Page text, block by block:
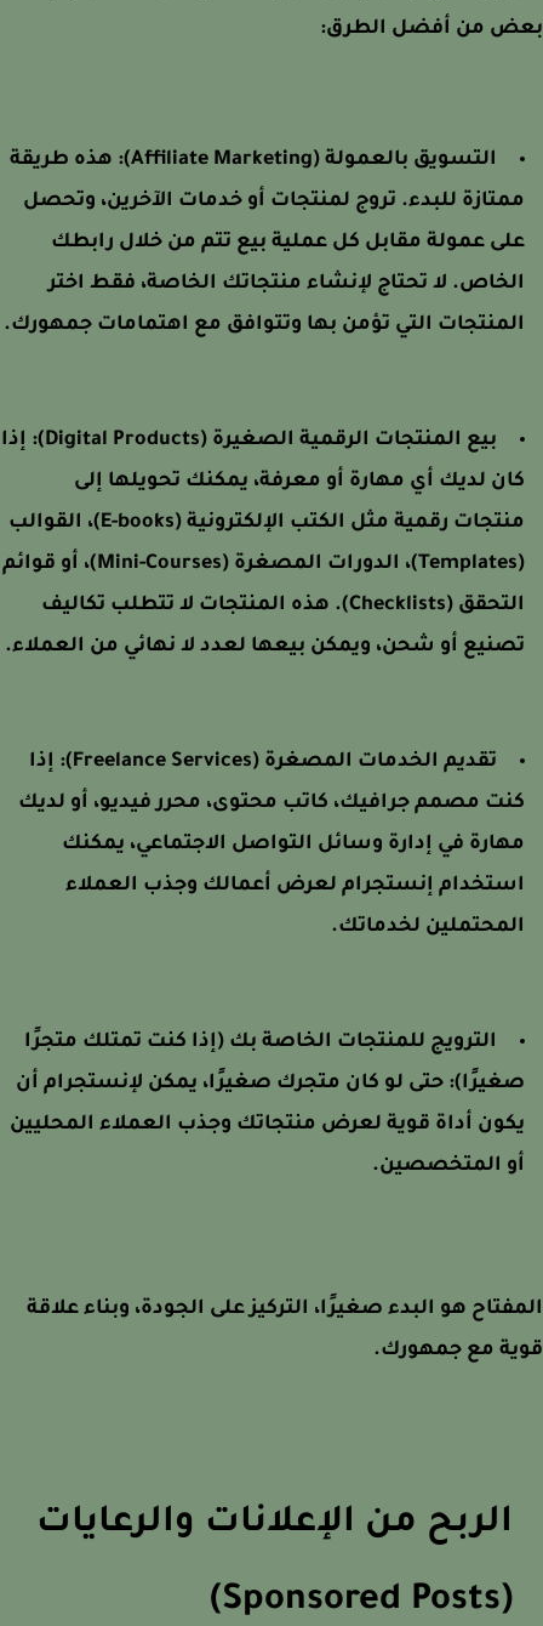
من أفضل الطرق:
التسويق بالعمولة (Affiliate Marketing):
هذه طريقة
للبدء. تروج لمنتجات أو خدمات الآخرين، وتحصل
عمولة مقابل كل عملية بيع تتم من خلال رابطك
لا تحتاج لإنشاء منتجاتك الخاصة، فقط اختر
التي تؤمن بها وتتوافق مع اهتمامات جمهورك.
بيع المنتجات الرقمية الصغيرة (Digital Products):
إذا
لديك أي مهارة أو معرفة، يمكنك تحويلها إلى
منتجات رقمية مثل الكتب الإلكترونية (E-books)، القوالب
(Templates)، الدورات المصغرة (Mini-Courses)، أو قوائم
التحقق (Checklists). هذه المنتجات لا تتطلب تكاليف
أو شحن، ويمكن بيعها لعدد لا نهائي من العملاء.
تقديم الخدمات المصغرة (Freelance Services):
إذا
مصمم جرافيك، كاتب محتوى، محرر فيديو، أو لديك
في إدارة وسائل التواصل الاجتماعي، يمكنك
إنستجرام لعرض أعمالك وجذب العملاء
لخدماتك.
الترويج للمنتجات الخاصة بك (إذا كنت تمتلك متجرًا
حتى لو كان متجرك صغيرًا، يمكن لإنستجرام أن
أداة قوية لعرض منتجاتك وجذب العملاء المحليين
المتخصصين.
هو البدء صغيرًا، التركيز على الجودة، وبناء علاقة
مع جمهورك.
الربح من الإعلانات والرعايات